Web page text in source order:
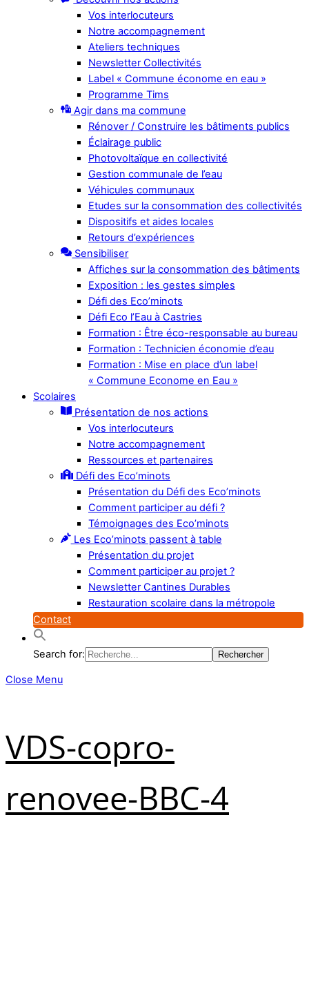
Vos interlocuteurs
Notre accompagnement
Ateliers techniques
Newsletter Collectivités
Label « Commune économe en eau »
Programme Tims
Agir dans ma commune
Rénover / Construire les bâtiments publics
Éclairage public
Photovoltaïque en collectivité
Gestion communale de l’eau
Véhicules communaux
Etudes sur la consommation des collectivités
Dispositifs et aides locales
Retours d’expériences
Sensibiliser
Affiches sur la consommation des bâtiments
Exposition : les gestes simples
Défi des Eco’minots
Défi Eco l’Eau à Castries
Formation : Être éco-responsable au bureau
Formation : Technicien économie d’eau
Formation : Mise en place d’un label
« Commune Econome en Eau »
Scolaires
Présentation de nos actions
Vos interlocuteurs
Notre accompagnement
Ressources et partenaires
Défi des Eco’minots
Présentation du Défi des Eco’minots
Comment participer au défi ?
Témoignages des Eco’minots
Les Eco’minots passent à table
Présentation du projet
Comment participer au projet ?
Newsletter Cantines Durables
Restauration scolaire dans la métropole
Contact
Search for:
Close Menu
VDS-copro-
renovee-BBC-4